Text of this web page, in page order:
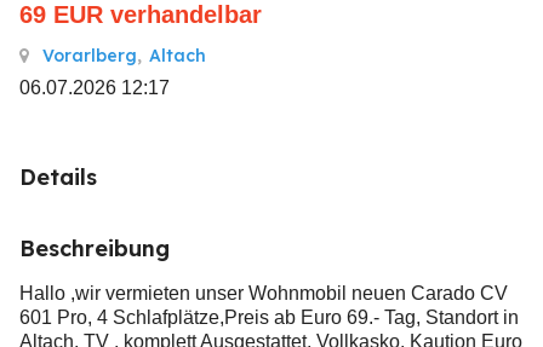
69 EUR verhandelbar
Vorarlberg, Altach
06.07.2026 12:17
Details
Beschreibung
Hallo ,wir vermieten unser Wohnmobil neuen Carado CV
601 Pro, 4 Schlafplätze,Preis ab Euro 69.- Tag, Standort in
Altach, TV , komplett Ausgestattet, Vollkasko, Kaution Euro